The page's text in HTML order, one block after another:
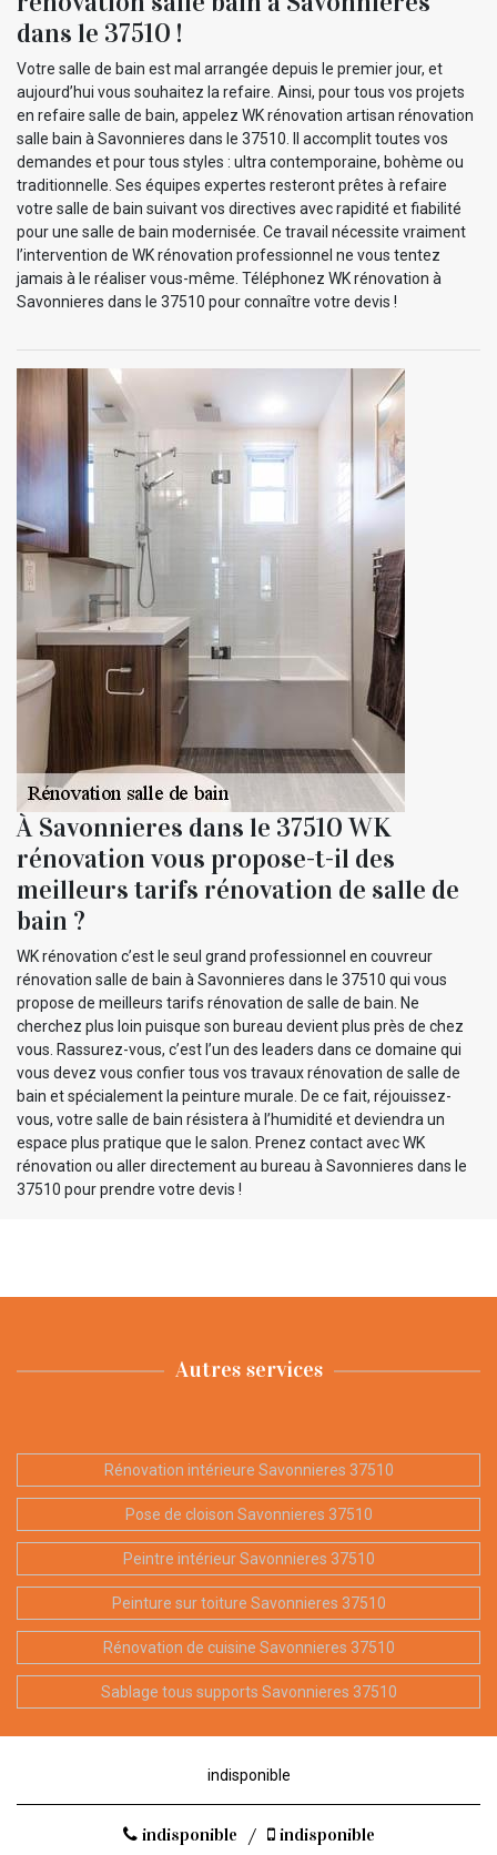
dans le 37510 !
Votre salle de bain est mal arrangée depuis le premier jour, et
aujourd’hui vous souhaitez la refaire. Ainsi, pour tous vos projets
en refaire salle de bain, appelez WK rénovation artisan rénovation
salle bain à Savonnieres dans le 37510. Il accomplit toutes vos
demandes et pour tous styles : ultra contemporaine, bohème ou
traditionnelle. Ses équipes expertes resteront prêtes à refaire
votre salle de bain suivant vos directives avec rapidité et fiabilité
pour une salle de bain modernisée. Ce travail nécessite vraiment
l’intervention de WK rénovation professionnel ne vous tentez
jamais à le réaliser vous-même. Téléphonez WK rénovation à
Savonnieres dans le 37510 pour connaître votre devis !
À Savonnieres dans le 37510 WK
rénovation vous propose-t-il des
meilleurs tarifs rénovation de salle de
bain ?
WK rénovation c’est le seul grand professionnel en couvreur
rénovation salle de bain à Savonnieres dans le 37510 qui vous
propose de meilleurs tarifs rénovation de salle de bain. Ne
cherchez plus loin puisque son bureau devient plus près de chez
vous. Rassurez-vous, c’est l’un des leaders dans ce domaine qui
vous devez vous confier tous vos travaux rénovation de salle de
bain et spécialement la peinture murale. De ce fait, réjouissez-
vous, votre salle de bain résistera à l’humidité et deviendra un
espace plus pratique que le salon. Prenez contact avec WK
rénovation ou aller directement au bureau à Savonnieres dans le
37510 pour prendre votre devis !
Autres services
Rénovation intérieure Savonnieres 37510
Pose de cloison Savonnieres 37510
Peintre intérieur Savonnieres 37510
Peinture sur toiture Savonnieres 37510
Rénovation de cuisine Savonnieres 37510
Sablage tous supports Savonnieres 37510
indisponible
indisponible / indisponible